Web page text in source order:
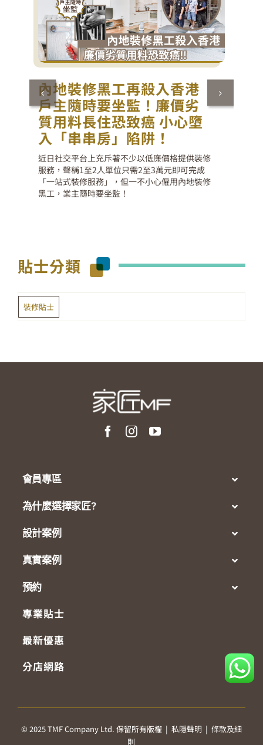
內地裝修黑工再殺入香港
戶主隨時要坐監！廉價劣
質用料長住恐致癌 小心墮
入「串串房」陷阱！
近日社交平台上充斥著不少以低廉價格提供裝修
服務，聲稱1至2人單位只需2至3萬元即可完成
「一站式裝修服務」，但一不小心僱用內地裝修
黑工，業主隨時要坐監！
貼士分類
裝修貼士
會員專區
為什麼選擇家匠?
設計案例
真實案例
預約
專業貼士
最新優惠
分店網路
© 2025 TMF Company Ltd. 保留所有版權 |私隱聲明 |條款及細
則